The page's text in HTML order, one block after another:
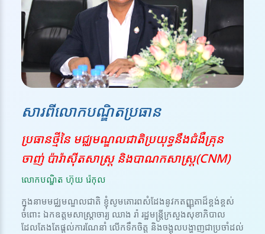
សារពីលោកបណ្ឌិតប្រធាន
ប្រធានថ្មីនៃ មជ្ឈមណ្ឌលជាតិប្រយុទ្ធនឹងជំងឺគ្រុន
ចាញ់ ប៉ារ៉ាស៊ីតសាស្ត្រ និងបាណកសាស្រ្ត(CNM)
លោកបណ្ឌិត ហ៊ុយ រ៉េកុល
ក្នុងនាមមជ្ឈមណ្ឌលជាតិ ខ្ញុំសូមគោរពសំដែងនូវកតញ្ញុតាដ៏ខ្ពង់ខ្ពស់
ចំពោះ ឯកឧត្តមសាស្ត្រាចារ្យ ឈាង រ៉ា រដ្ឋមន្ត្រីក្រសួងសុខាភិបាល
ដែលតែងតែផ្តល់ការណែនាំ លើកទឹកចិត្ត និងចង្អុលបង្ហាញជាប្រចាំដល់